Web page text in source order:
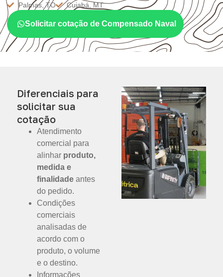
Palmas, TO
Cuiabá, MT
Solicitar cotação de Compensado Naval
Diferenciais para
solicitar sua
cotação
Atendimento
comercial para
alinhar produto,
medida e
finalidade antes
do pedido.
Condições
comerciais
analisadas de
acordo com o
produto, o volume
e o destino.
Informações